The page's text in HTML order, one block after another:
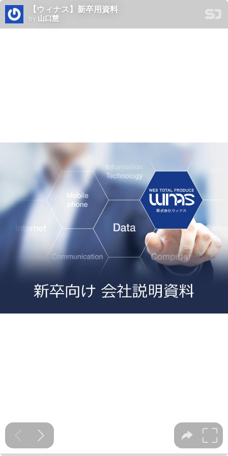
【ウィナス】新卒用資料
by 山口慧